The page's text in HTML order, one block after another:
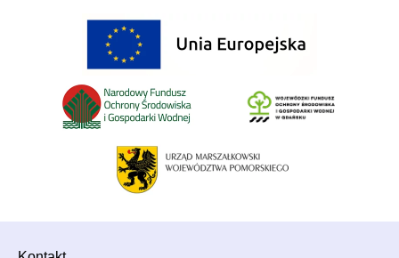
Sponsorzy